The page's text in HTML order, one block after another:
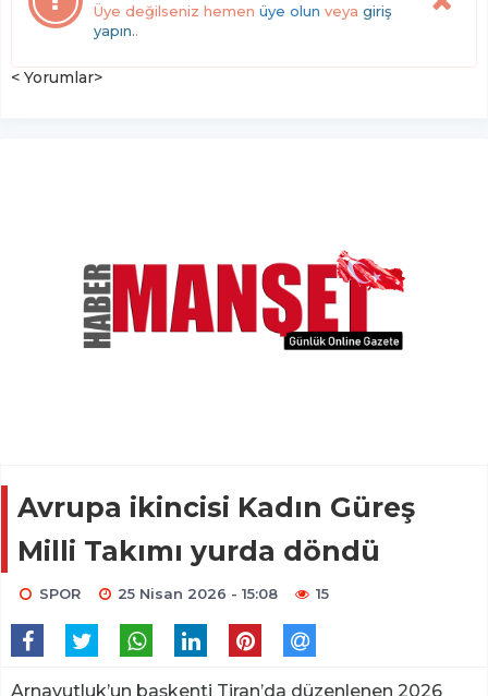
Üye değilseniz hemen üye olun veya giriş
yapın..
< Yorumlar>
Avrupa ikincisi Kadın Güreş
Milli Takımı yurda döndü
SPOR 25 Nisan 2026 - 15:08 15
Arnavutluk’un başkenti Tiran’da düzenlenen 2026